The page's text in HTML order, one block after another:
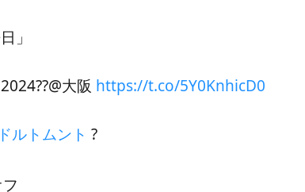
」
2024??@大阪 https://t.co/5Y0KnhicD0
ルトムント ?